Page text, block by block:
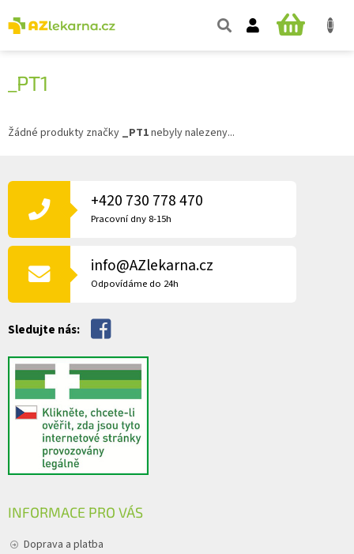
na
obsah
NÁKUPNÍ
_PT1
Žádné produkty značky _PT1nebyly nalezeny...
Á
T
+420 730 778 470
Pracovní dny 8-15h
info@AZlekarna.cz
Odpovídáme do 24h
Sledujte nás:
INFORMACE PRO VÁS
Doprava a platba